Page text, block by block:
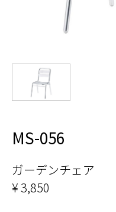
MS-056
ガーデンチェア
¥ 3,850